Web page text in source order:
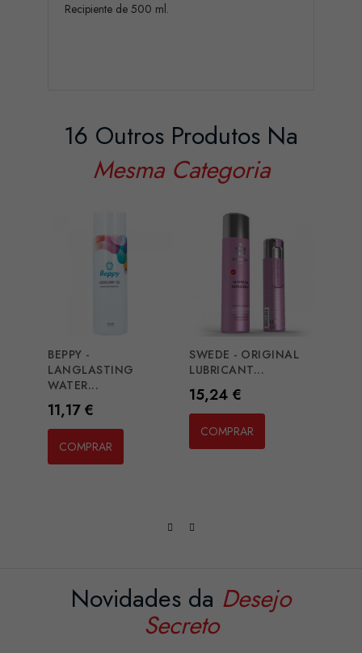
Recipiente de 500 ml.
16 Outros Produtos Na
Mesma Categoria
BEPPY -
LANGLASTING
WATER...
Preço
11,17 €
COMPRAR
SWEDE - ORIGINAL
LUBRICANT...
Preço
15,24 €
COMPRAR
Novidades da Desejo
Secreto